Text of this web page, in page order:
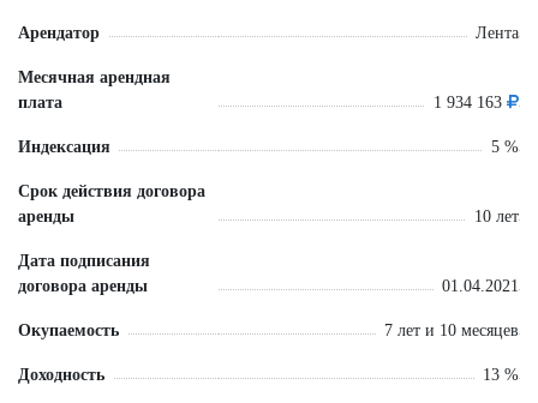
Арендатор Лента
Месячная арендная
плата
1 934 163
Индексация 5 %
Срок действия договора
аренды
10 лет
Дата подписания
договора аренды
01.04.2021
Окупаемость 7 лет и 10 месяцев
Доходность 13 %